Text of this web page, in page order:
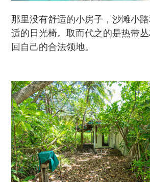
那里没有舒适的小房子，沙滩小
适的日光椅。取而代之的是热带
回自己的合法领地。